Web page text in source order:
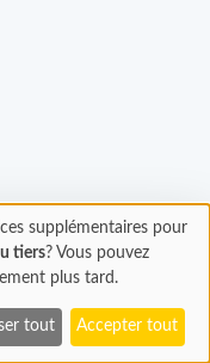
supplémentaires pour
tiers? Vous pouvez
plus tard.
tout Accepter tout